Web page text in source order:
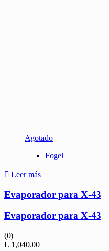
Agotado
Fogel
Leer más
Evaporador para X-43
Evaporador para X-43
(0)
L 1,040.00